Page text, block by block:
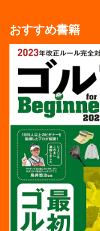
おすすめ書籍